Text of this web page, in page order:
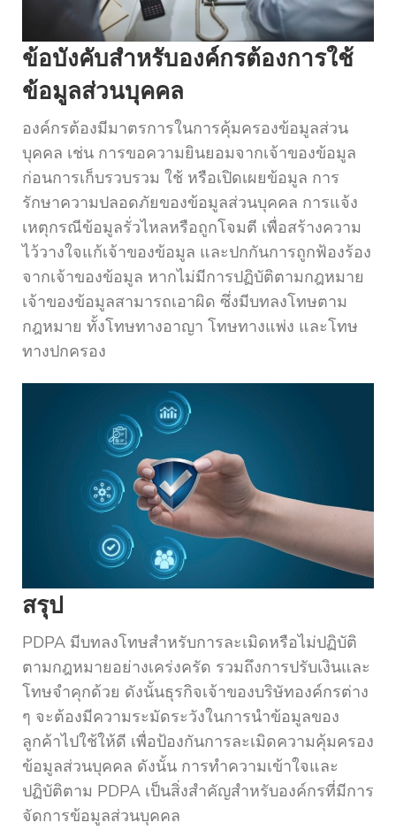
ข้อบังคับสำหรับองค์กรต้องการใช้
ข้อมูลส่วนบุคคล
องค์กรต้องมีมาตรการในการคุ้มครองข้อมูลส่วน
บุคคล เช่น การขอความยินยอมจากเจ้าของข้อมูล
ก่อนการเก็บรวบรวม ใช้ หรือเปิดเผยข้อมูล การ
รักษาความปลอดภัยของข้อมูลส่วนบุคคล การแจ้ง
เหตุกรณีข้อมูลรั่วไหลหรือถูกโจมตี เพื่อสร้างความ
ไว้วางใจแก้เจ้าของข้อมูล และปกกันการถูกฟ้องร้อง
จากเจ้าของข้อมูล หากไม่มีการปฏิบัติตามกฎหมาย
เจ้าของข้อมูลสามารถเอาผิด ซึ่งมีบทลงโทษตาม
กฎหมาย ทั้งโทษทางอาญา โทษทางแพ่ง และโทษ
ทางปกครอง
สรุป
PDPA มีบทลงโทษสำหรับการละเมิดหรือไม่ปฏิบัติ
ตามกฎหมายอย่างเคร่งครัด รวมถึงการปรับเงินและ
โทษจำคุกด้วย ดังนั้นธุรกิจเจ้าของบริษัทองค์กรต่าง
ๆ จะต้องมีความระมัดระวังในการนำข้อมูลของ
ลูกค้าไปใช้ให้ดี เพื่อป้องกันการละเมิดความคุ้มครอง
ข้อมูลส่วนบุคคล ดังนั้น การทำความเข้าใจและ
ปฏิบัติตาม PDPA เป็นสิ่งสำคัญสำหรับองค์กรที่มีการ
จัดการข้อมูลส่วนบุคคล